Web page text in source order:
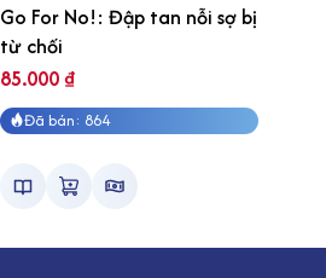
Go For No!: Đập tan nỗi sợ bị
từ chối
85.000₫
Đã bán: 864